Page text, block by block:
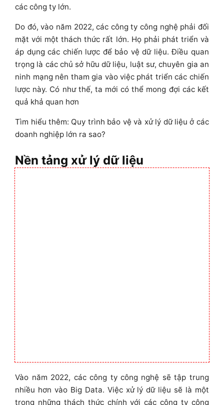
các công ty lớn.
Do đó, vào năm 2022, các công ty công nghệ phải đối
mặt với một thách thức rất lớn. Họ phải phát triển và
áp dụng các chiến lược để bảo vệ dữ liệu. Điều quan
trọng là các chủ sở hữu dữ liệu, luật sư, chuyên gia an
ninh mạng nên tham gia vào việc phát triển các chiến
lược này. Có như thế, ta mới có thể mong đợi các kết
quả khả quan hơn
Tìm hiểu thêm: Quy trình bảo vệ và xử lý dữ liệu ở các
doanh nghiệp lớn ra sao?
Nền tảng xử lý dữ liệu
Vào năm 2022, các công ty công nghệ sẽ tập trung
nhiều hơn vào Big Data. Việc xử lý dữ liệu sẽ là một
trong những thách thức chính với các công ty công